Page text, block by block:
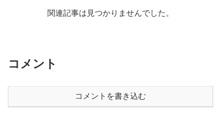
関連記事は見つかりませんでした。
コメント
コメントを書き込む